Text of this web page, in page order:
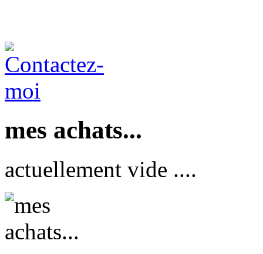
mes achats...
actuellement vide ....